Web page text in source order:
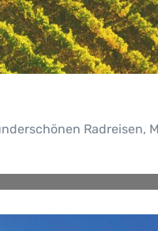
Radreisen,